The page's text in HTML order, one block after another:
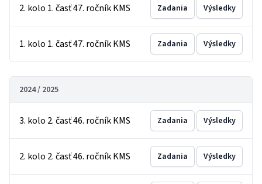
2. kolo 1. časť 47. ročník KMS Zadania Výsledky
1. kolo 1. časť 47. ročník KMS Zadania Výsledky
2024 / 2025
3. kolo 2. časť 46. ročník KMS Zadania Výsledky
2. kolo 2. časť 46. ročník KMS Zadania Výsledky